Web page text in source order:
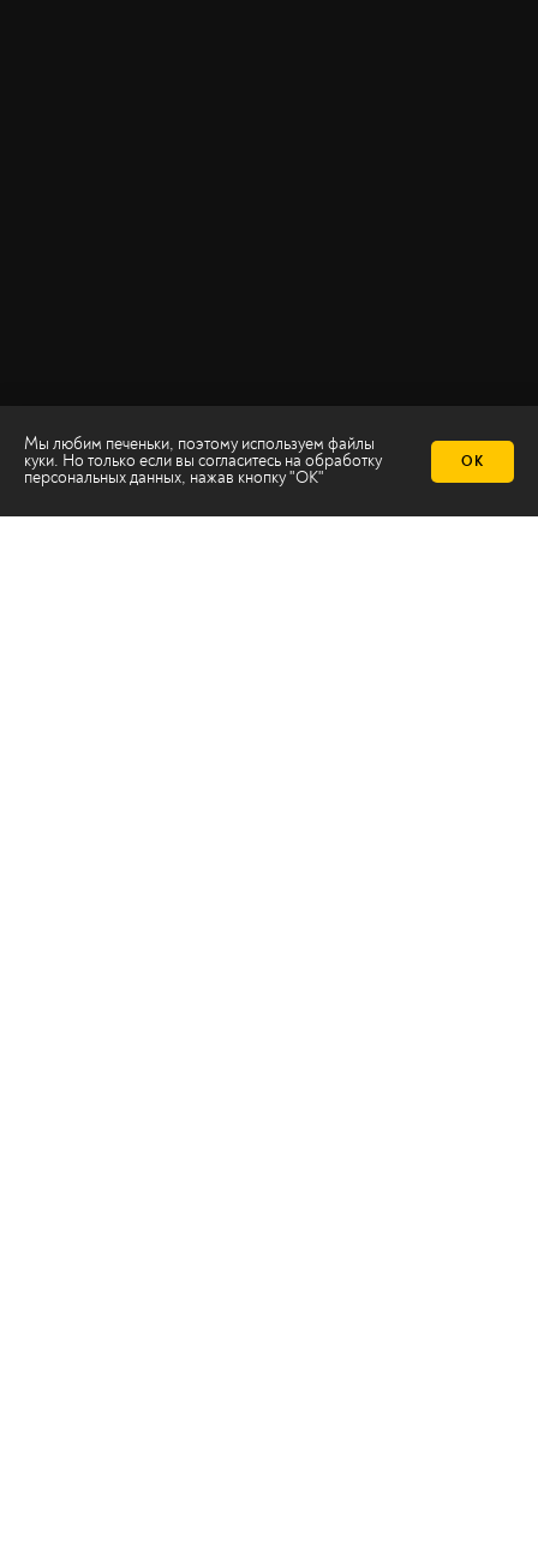
Мы любим печеньки, поэтому используем файлы
куки. Но только если вы согласитесь на обработку
персональных данных, нажав кнопку "ОК"
ОК